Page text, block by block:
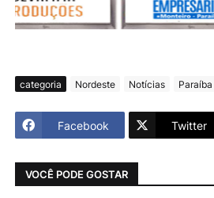
categoria Nordeste Notícias Paraíba
Facebook Twitter
VOCÊ PODE GOSTAR